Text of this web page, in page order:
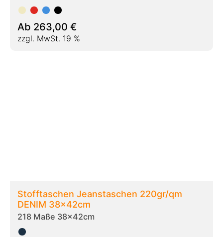
Ab233,00€
zzgl. MwSt. 19 %
Baumwolltaschen natur 38+10x42cm mit
Boden- und Seitenfalte